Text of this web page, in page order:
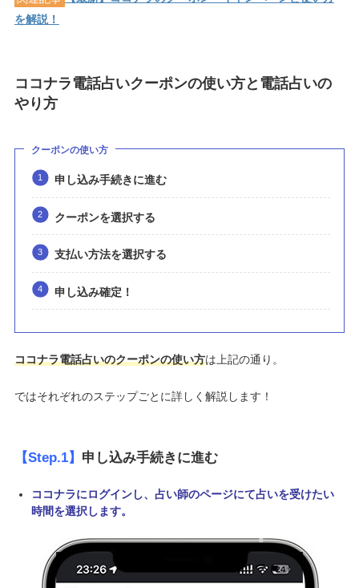
を解説！
ココナラ電話占いクーポンの使い方と電話占いの
やり方
クーポンの使い方
申し込み手続きに進む
クーポンを選択する
支払い方法を選択する
申し込み確定！
ココナラ電話占いのクーポンの使い方は上記の通り。
ではそれぞれのステップごとに詳しく解説します！
【Step.1】 申し込み手続きに進む
ココナラにログインし、占い師のページにて占いを受けたい
時間を選択します。